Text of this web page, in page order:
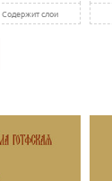
Содержит слои